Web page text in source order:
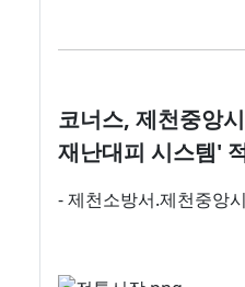
코너스, 제천중앙
재난대피 시스템'
- 제천소방서.제천중앙